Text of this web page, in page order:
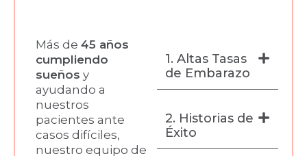
Más de 45 años
cumpliendo
sueños y
ayudando a
nuestros
pacientes ante
casos difíciles,
nuestro equipo de
1. Altas Tasas
de Embarazo
2. Historias de
Éxito